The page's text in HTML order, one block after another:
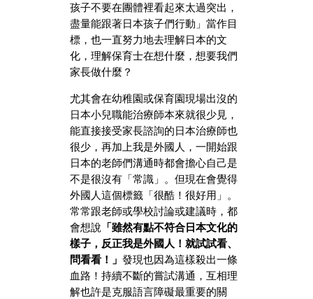
孩子不要在團體裡看起來太過突出，
盡量能跟著日本孩子們行動」當作目
標，也一直努力地去理解日本的文
化，理解保育士在想什麼，想要我們
家長做什麼？
尤其會在幼稚園或保育園現場出沒的
日本小兒職能治療師本來就很少見，
能直接接受家長諮詢的日本治療師也
很少，再加上我是外國人，一開始跟
日本的老師們溝通時都會擔心自己是
不是很沒有「常識」。但現在會覺得
外國人這個標籤「很酷！很好用」。
常常跟老師或學校討論或建議時，都
會想說 「雖然有點不符合日本文化的
樣子，反正我是外國人！就試試看、
問看看！」 發現也因為這樣殺出一條
血路！持續不斷的嘗試溝通，互相理
解也許是克服語言障礙最重要的關